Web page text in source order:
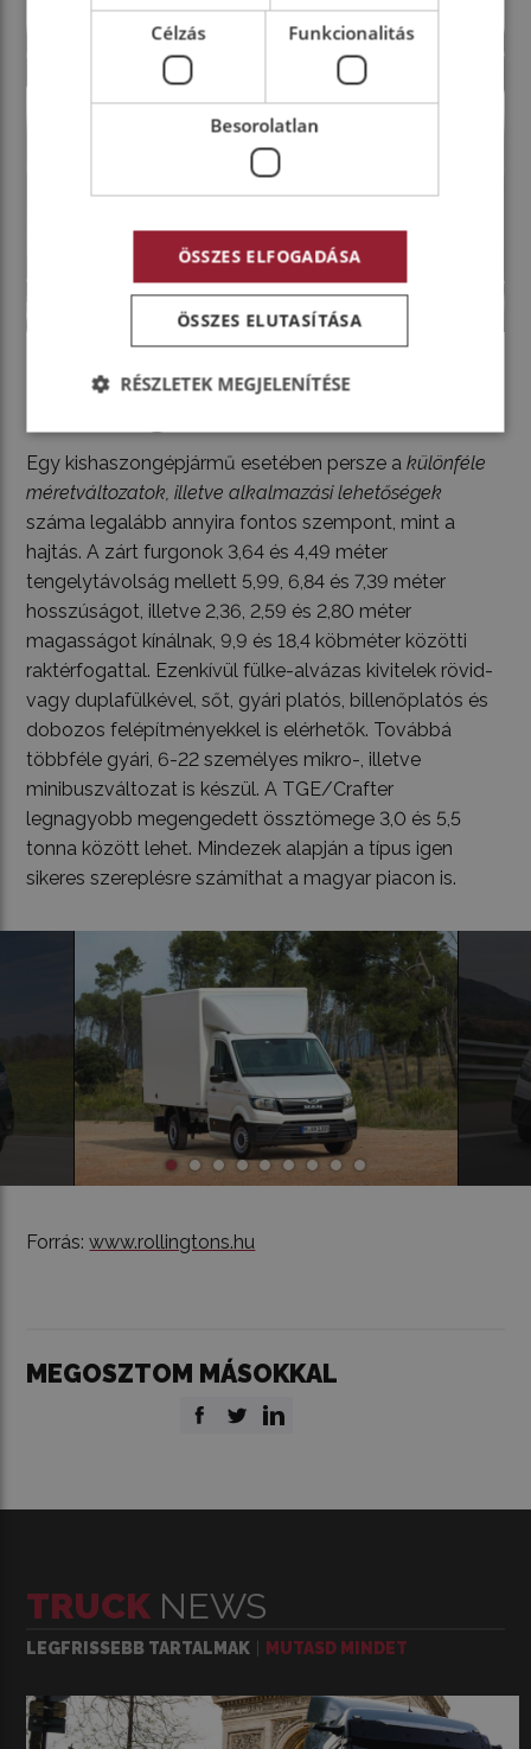
Egy kishaszongépjármű esetében persze akülönféle
méretváltozatok, illetve alkalmazási lehetőségek
száma legalább annyira fontos szempont, mint a
hajtás. A zárt furgonok 3,64 és 4,49 méter
tengelytávolság mellett 5,99, 6,84 és 7,39 méter
hosszúságot, illetve 2,36, 2,59 és 2,80 méter
magasságot kínálnak, 9,9 és 18,4 köbméter közötti
raktérfogattal. Ezenkívül fülke-alvázas kivitelek rövid-
vagy duplafülkével, sőt, gyári platós, billenőplatós és
dobozos felépítményekkel is elérhetők. Továbbá
többféle gyári, 6-22 személyes mikro-, illetve
minibuszváltozat is készül. A TGE/Crafter
legnagyobb megengedett össztömege 3,0 és 5,5
tonna között lehet. Mindezek alapján a típus igen
sikeres szereplésre számíthat a magyar piacon is.
Forrás:www.rollingtons.hu
MEGOSZTOM MÁSOKKAL
TRUCK NEWS
LEGFRISSEBB TARTALMAK MUTASD MINDET
Célzás Funkcionalitás
Besorolatlan
ÖSSZES ELFOGADÁSA
ÖSSZES ELUTASÍTÁSA
RÉSZLETEK MEGJELENÍTÉSE